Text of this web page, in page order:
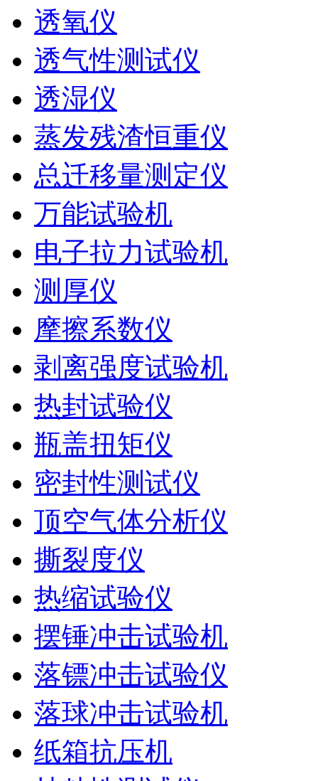
透氧仪
透气性测试仪
透湿仪
蒸发残渣恒重仪
总迁移量测定仪
万能试验机
电子拉力试验机
测厚仪
摩擦系数仪
剥离强度试验机
热封试验仪
瓶盖扭矩仪
密封性测试仪
顶空气体分析仪
撕裂度仪
热缩试验仪
摆锤冲击试验机
落镖冲击试验仪
落球冲击试验机
纸箱抗压机